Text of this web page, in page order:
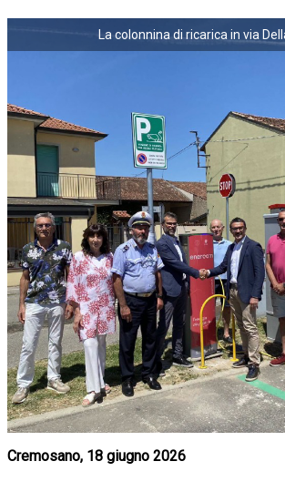
La colonnina di ricarica in via
Cremosano, 18 giugno 2026